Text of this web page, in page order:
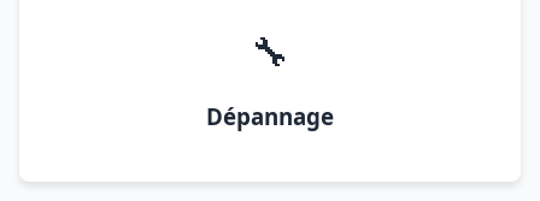
🔧
Dépannage